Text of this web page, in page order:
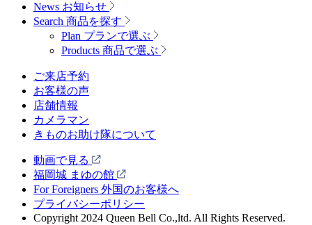
News お知らせ
Search 商品を探す
Plan プランで選ぶ
Products 商品で選ぶ
ご来店予約
お客様の声
店舗情報
カメラマン
きものお助け隊について
動画で見る
福岡城 まゆの館
For Foreigners 外国のお客様へ
プライバシーポリシー
Copyright 2024 Queen Bell Co.,ltd. All Rights Reserved.